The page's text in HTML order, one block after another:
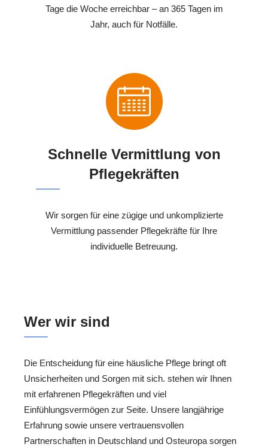
Tage die Woche erreichbar – an 365 Tagen im
Jahr, auch für Notfälle.
Schnelle Vermittlung von
Pflegekräften
Wir sorgen für eine zügige und unkomplizierte
Vermittlung passender Pflegekräfte für Ihre
individuelle Betreuung.
Wer wir sind
Die Entscheidung für eine häusliche Pflege bringt oft
Unsicherheiten und Sorgen mit sich. stehen wir Ihnen
mit erfahrenen Pflegekräften und viel
Einfühlungsvermögen zur Seite. Unsere langjährige
Erfahrung sowie unsere vertrauensvollen
Partnerschaften in Deutschland und Osteuropa sorgen